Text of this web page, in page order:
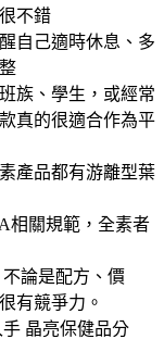
不錯
自己適時休息、多
族、學生，或經常
真的很適合作為平
產品都有游離型葉
相關規範，全素者
論是配方、價
有競爭力。
晶亮保健品分